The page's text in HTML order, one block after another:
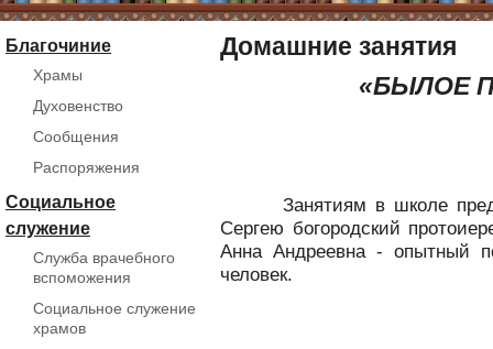
Благочиние
Храмы
Духовенство
Сообщения
Распоряжения
Социальное
служение
Служба врачебного
вспоможения
Социальное служение
храмов
Домашние занятия
«БЫЛОЕ
Занятиям в школе
Сергею богородский
Анна Андреевна - опытный
человек.